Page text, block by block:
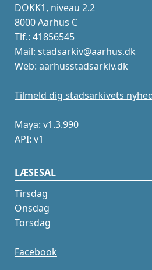
DOKK1, niveau 2.2
8000 Aarhus C
Tlf.: 41856545
Mail: stadsarkiv@aarhus.dk
Web: aarhusstadsarkiv.dk
Tilmeld dig stadsarkivets
Maya: v1.3.990
API: v1
LÆSESAL
Tirsdag
Onsdag
Torsdag
Facebook